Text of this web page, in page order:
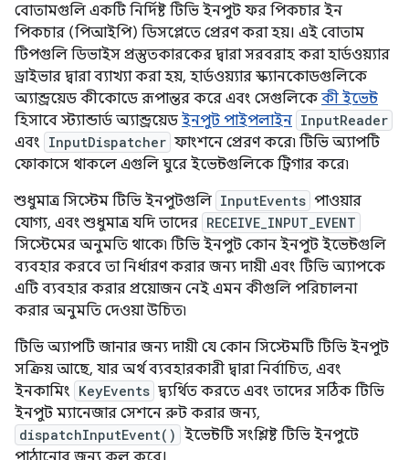
বোতামগুলি একটি নির্দিষ্ট টিভি ইনপুট ফর পিকচার ইন
পিকচার (পিআইপি) ডিসপ্লেতে প্রেরণ করা হয়। এই বোতাম
টিপগুলি ডিভাইস প্রস্তুতকারকের দ্বারা সরবরাহ করা হার্ডওয়্যার
ড্রাইভার দ্বারা ব্যাখ্যা করা হয়, হার্ডওয়্যার স্ক্যানকোডগুলিকে
অ্যান্ড্রয়েড কীকোডে রূপান্তর করে এবং সেগুলিকে কী ইভেন্ট
হিসাবে স্ট্যান্ডার্ড অ্যান্ড্রয়েড ইনপুট পাইপলাইন InputReader
এবং InputDispatcher ফাংশনে প্রেরণ করে৷ টিভি অ্যাপটি
ফোকাসে থাকলে এগুলি ঘুরে ইভেন্টগুলিকে ট্রিগার করে৷
শুধুমাত্র সিস্টেম টিভি ইনপুটগুলি InputEvents পাওয়ার
যোগ্য, এবং শুধুমাত্র যদি তাদের RECEIVE_INPUT_EVENT
সিস্টেমের অনুমতি থাকে৷ টিভি ইনপুট কোন ইনপুট ইভেন্টগুলি
ব্যবহার করবে তা নির্ধারণ করার জন্য দায়ী এবং টিভি অ্যাপকে
এটি ব্যবহার করার প্রয়োজন নেই এমন কীগুলি পরিচালনা
করার অনুমতি দেওয়া উচিত৷
টিভি অ্যাপটি জানার জন্য দায়ী যে কোন সিস্টেমটি টিভি ইনপুট
সক্রিয় আছে, যার অর্থ ব্যবহারকারী দ্বারা নির্বাচিত, এবং
ইনকামিং KeyEvents দ্ব্যর্থিত করতে এবং তাদের সঠিক টিভি
ইনপুট ম্যানেজার সেশনে রুট করার জন্য,
dispatchInputEvent() ইভেন্টটি সংশ্লিষ্ট টিভি ইনপুটে